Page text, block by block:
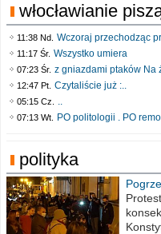
włocławianie
11:38 Nd. Wczoraj przechodząc
11:17 Śr. Wszystko umiera
07:23 Śr. z gniazdami ptaków Na
12:47 Pt. Czytaliście już :..
05:15 Cz. ..
07:13 Wt. PO politologii . PO
polityka